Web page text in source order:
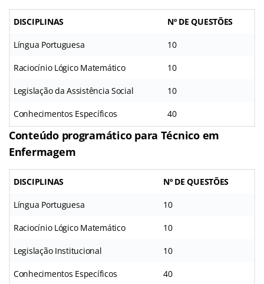
DISCIPLINAS Nº DE QUESTÕES
Língua Portuguesa 10
Raciocínio Lógico Matemático 10
Legislação da Assistência Social 10
Conhecimentos Específicos 40
Conteúdo programático para Técnico em
Enfermagem
DISCIPLINAS Nº DE QUESTÕES
Língua Portuguesa 10
Raciocínio Lógico Matemático 10
Legislação Institucional 10
Conhecimentos Específicos 40